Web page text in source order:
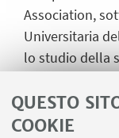
QUESTO
COOKIE
Association,
Universitaria
lo studio della